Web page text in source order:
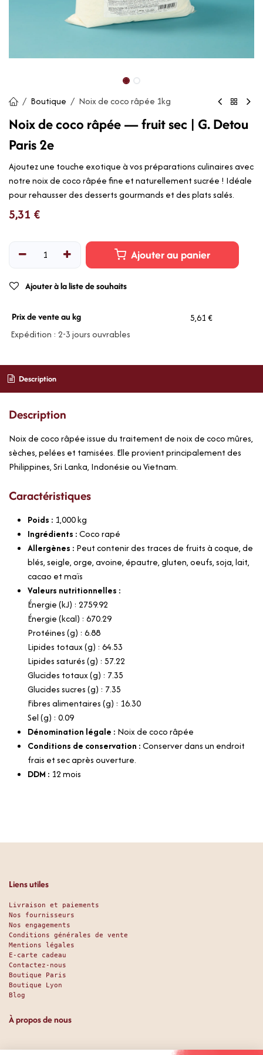
Boutique Noix de coco râpée 1kg
Noix de coco râpée — fruit sec | G. Detou
Paris 2e
Ajoutez une touche exotique à vos préparations culinaires avec
notre noix de coco râpée fine et naturellement sucrée ! Idéale
pour rehausser des desserts gourmands et des plats salés.
5,31 €
Ajouter au panier
Ajouter à la liste de souhaits
Prix de vente au kg
5,61 €
Expédition : 2-3 jours ouvrables
Description
Description
Noix de coco râpée issue du traitement de noix de coco mûres,
sèches, pelées et tamisées. Elle provient principalement des
Philippines, Sri Lanka, Indonésie ou Vietnam.
Caractéristiques
Poids : 1,000kg
Ingrédients :Coco rapé
Allergènes : Peut contenir des traces de fruits à coque, de
blés, seigle, orge, avoine, épautre, gluten, oeufs, soja, lait,
cacao et maïs
Valeurs nutritionnelles :
Énergie (kJ) : 2759.92
Énergie (kcal) : 670.29
Protéines (g) : 6.88
Lipides totaux (g) : 64.53
Lipides saturés (g) : 57.22
Glucides totaux (g) : 7.35
Glucides sucres (g) : 7.35
Fibres alimentaires (g) : 16.30
Sel (g) : 0.09
Dénomination légale : Noix de coco râpée
Conditions de conservation :Conserver dans un endroit
frais et sec après ouverture.
DDM : 12 mois
Liens utiles
Livraison et paiements
Nos fournisseurs
Nos engagements
Conditions générales de vente
Mentions légales
E-carte cadeau
Contactez-nous
Boutique Paris
Boutique Lyon
Blog
À propos de nous